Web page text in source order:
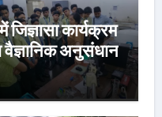
कार्यक्रम
वैज्ञानिक अनुसंधान